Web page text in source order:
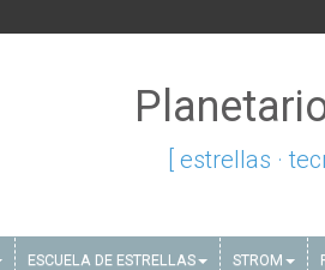
[ estrellas ·
ESCUELA DE ESTRELLAS STROM